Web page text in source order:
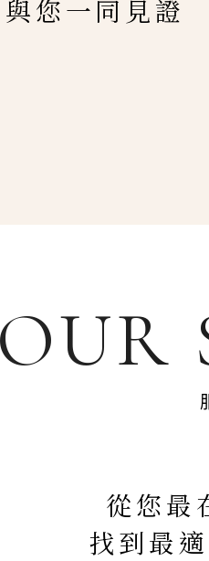
您一同見證
OUR
從您最
找到最